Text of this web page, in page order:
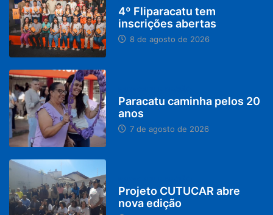
4º Fliparacatu tem
inscrições abertas
8 de agosto de 2026
Paracatu caminha pelos 20
anos
7 de agosto de 2026
Projeto CUTUCAR abre
nova edição